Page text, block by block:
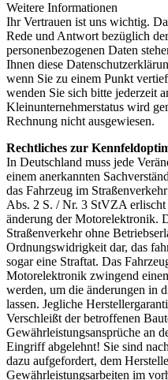
Weitere Informationen
Ihr Vertrauen ist uns wichtig.
Rede und Antwort bezüglich
personenbezogenen Daten
Ihnen diese
wenn Sie zu einem Punkt
wenden Sie sich bitte jederzeit
Kleinunternehmerstatus wird
Rechnung nicht ausgewiesen.
Rechtliches zur
In Deutschland muss jede
einem anerkannten
das Fahrzeug im
Abs. 2 S. / Nr. 3 StVZA erlischt
änderung der Motorelektronik.
Straßenverkehr ohne
Ordnungswidrigkeit dar, das
sogar eine Straftat. Das
Motorelektronik zwingend
werden, um die änderungen in
lassen. Jegliche
Verschleißt der betroffenen
Gewährleistungsansprüche an
Eingriff abgelehnt! Sie sind
dazu aufgefordert, dem
Gewährleistungsarbeiten im